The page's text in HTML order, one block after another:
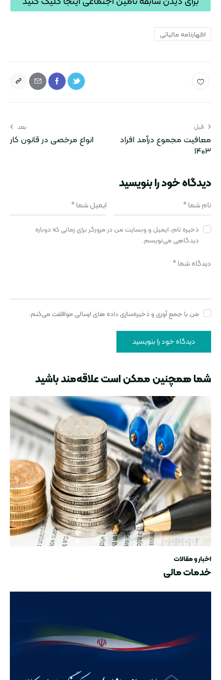
اظهارنامه مالیاتی
قبل
معافیت مجموع درآمد افراد
۱۴۰۳
بعد
انواع مرخصی در قانون کار
دیدگاه‌ خود را بنویسید
ذخیره نام، ایمیل و وبسایت من در مرورگر برای زمانی که دوباره
دیدگاهی می‌نویسم.
من با جمع آوری و ذخیره‌سازی داده های ارسالی موافقت می‌کنم.
شما همچنین ممکن است علاقه‌مند باشید
اخبار و مقالات
خدمات مالی